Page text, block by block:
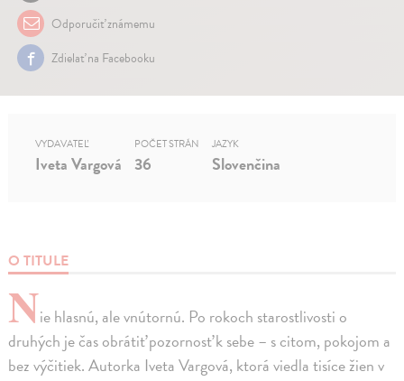
Odporučiť známemu
Zdielať na Facebooku
O TITULE
Nie hlasnú, ale vnútornú. Po rokoch starostlivosti o
druhých je čas obrátiť pozornosť k sebe – s citom, pokojom a
bez výčitiek. Autorka Iveta Vargová, ktorá viedla tisíce žien v
VYDAVATEĽ
Iveta Vargová
POČET STRÁN
36
JAZYK
Slovenčina